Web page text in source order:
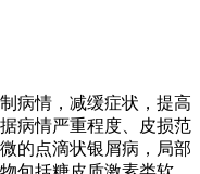
病情，减缓症状，提高
病情严重程度、皮损范
的点滴状银屑病，局部